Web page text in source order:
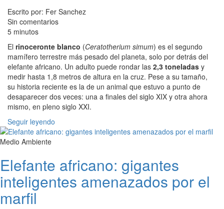
Escrito por: Fer Sanchez
Sin comentarios
5 minutos
El rinoceronte blanco (Ceratotherium simum) es el segundo
mamífero terrestre más pesado del planeta, solo por detrás del
elefante africano. Un adulto puede rondar las 2,3 toneladas y
medir hasta 1,8 metros de altura en la cruz. Pese a su tamaño,
su historia reciente es la de un animal que estuvo a punto de
desaparecer dos veces: una a finales del siglo XIX y otra ahora
mismo, en pleno siglo XXI.
Seguir leyendo
Medio Ambiente
Elefante africano: gigantes
inteligentes amenazados por el
marfil